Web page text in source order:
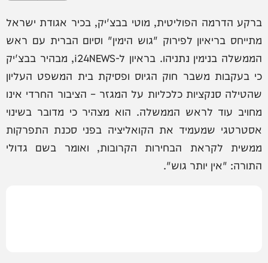
ברקע הדרמה הפוליטית, מוטי בבצ'יק, בכיר אגודת ישראל
מתייחס בריאיון לפירוק "גוש הימין" וסיום הברית עם ראש
הממשלה בנימין נתניהו. בראיון ל-i24NEWS, מבהיר בבצ'יק
כי בעקבות משבר חוק הגיוס ופסיקת בית המשפט העליון
שהטילה סנקציות כלכליות על המגזר – הציבור החרדי אינו
מחויב עוד לראש הממשלה. הוא מצהיר כי מדובר בשינוי
אסטרטגי שמעמיד את הקואליציה בפני סכנת התפרקות
ממשית לקראת הבחירות הקרובות, ואומר בשם גדולי
התורה: "אין יותר גוש".